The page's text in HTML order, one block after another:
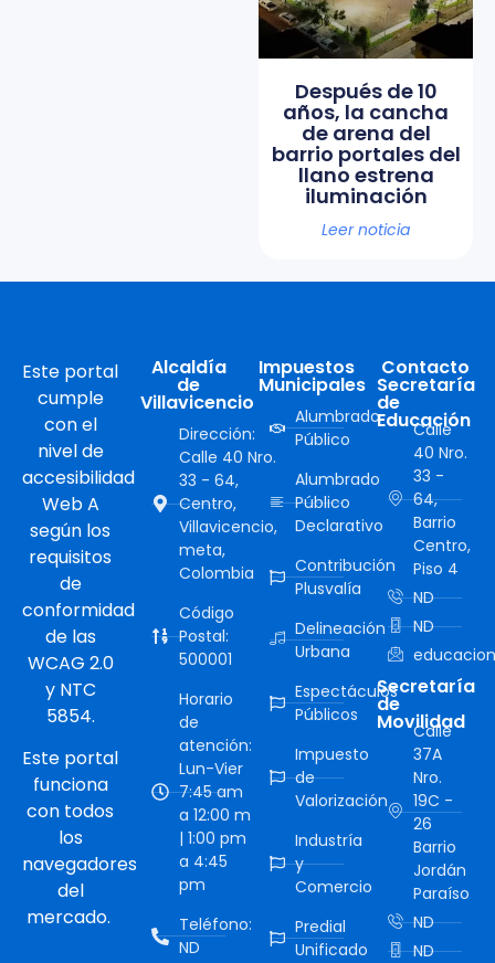
Después de 10
años, la cancha
de arena del
barrio portales del
llano estrena
iluminación
Leer noticia
Este portal
cumple
con el
nivel de
accesibilidad
Web A
según los
requisitos
de
conformidad
de las
WCAG 2.0
y NTC
5854.
Este portal
funciona
con todos
los
navegadores
del
mercado.
Alcaldía
de
Villavicencio
Dirección:
Calle 40 Nro.
33 - 64,
Centro,
Villavicencio,
meta,
Colombia
Código
Postal:
500001
Horario
de
atención:
Lun-Vier
7:45 am
a 12:00 m
| 1:00 pm
a 4:45
pm
Teléfono:
ND
Impuestos
Municipales
Alumbrado
Público
Alumbrado
Público
Declarativo
Contribución
Plusvalía
Delineación
Urbana
Espectáculos
Públicos
Impuesto
de
Valorización
Industría
y
Comercio
Predial
Unificado
Contacto
Secretaría
de
Educación
Calle
40 Nro.
33 -
64,
Barrio
Centro,
Piso 4
ND
ND
Secretaría
de
Movilidad
Calle
37A
Nro.
19C -
26
Barrio
Jordán
Paraíso
ND
ND